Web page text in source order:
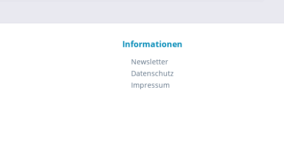
Informationen
Newsletter
Datenschutz
Impressum